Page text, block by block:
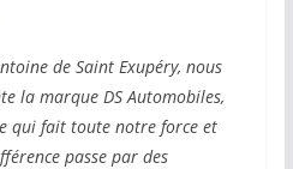
de Saint Exupéry, nous
la marque DS Automobiles,
qui fait toute notre force et
passe par des